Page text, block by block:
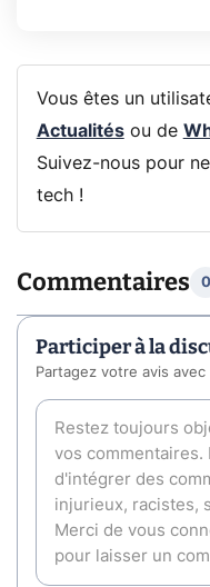
Vous êtes un
Actualitésou de
Suivez-nous pour
tech !
Commentaires 0
Participer à la
Partagez votre avis